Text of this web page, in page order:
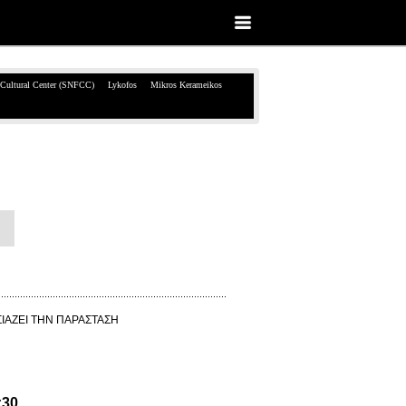
Center (SNFCC) Lykofos Mikros Kerameikos
ΤΗΝ ΠΑΡΑΣΤΑΣΗ